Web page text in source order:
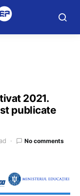
2021.
publicate
No comments